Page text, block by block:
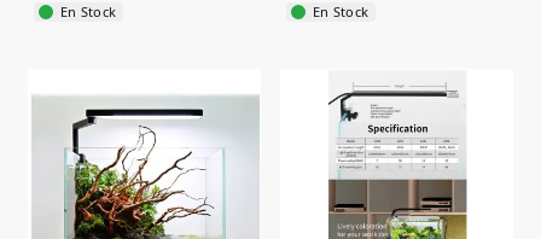
En Stock En Stock